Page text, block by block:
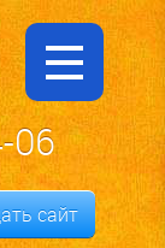
06
сайт